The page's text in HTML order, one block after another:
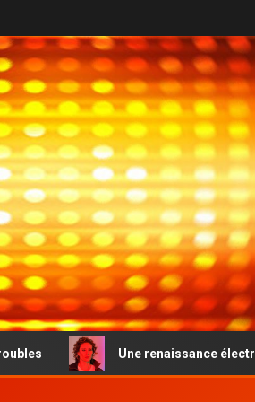
Une renaissance électro-pop émouvante